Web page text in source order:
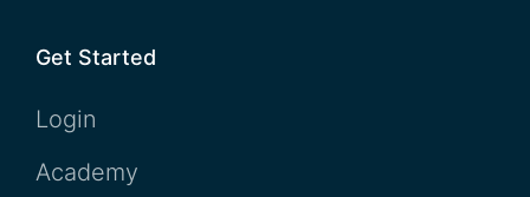
Get Started
Login
Academy